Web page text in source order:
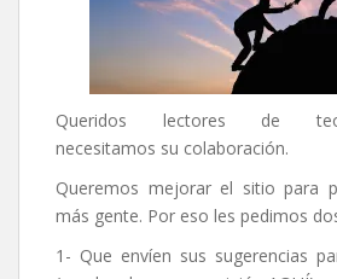
Queridos lectores de
necesitamos su colaboración.
Queremos mejorar el sitio para
más gente. Por eso les pedimos
1- Que envíen sus sugerencias